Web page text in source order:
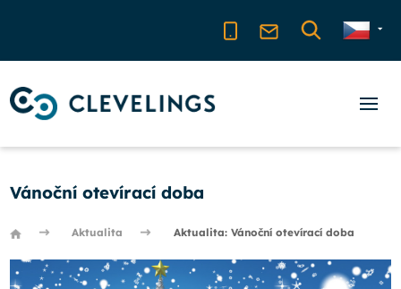
Vánoční otevírací doba
Aktualita Aktualita: Vánoční otevírací doba